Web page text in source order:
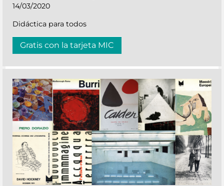
14/03/2020
Didáctica para todos
Gratis con la tarjeta MIC